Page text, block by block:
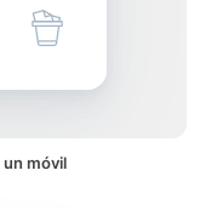
móvil